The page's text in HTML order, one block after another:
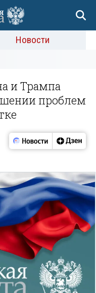
Новости
и Трампа
проблем